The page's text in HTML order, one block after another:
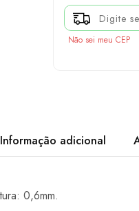
Não sei meu CEP
Informação adicional
0,6mm.